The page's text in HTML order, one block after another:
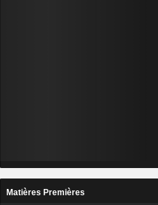
Matières Premières